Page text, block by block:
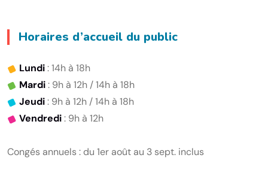
Horaires d’accueil du public
Lundi: 14h à 18h
Mardi: 9h à 12h / 14h à 18h
Jeudi: 9h à 12h / 14h à 18h
Vendredi: 9h à 12h
Congés annuels : du 1er août au 3 sept. inclus